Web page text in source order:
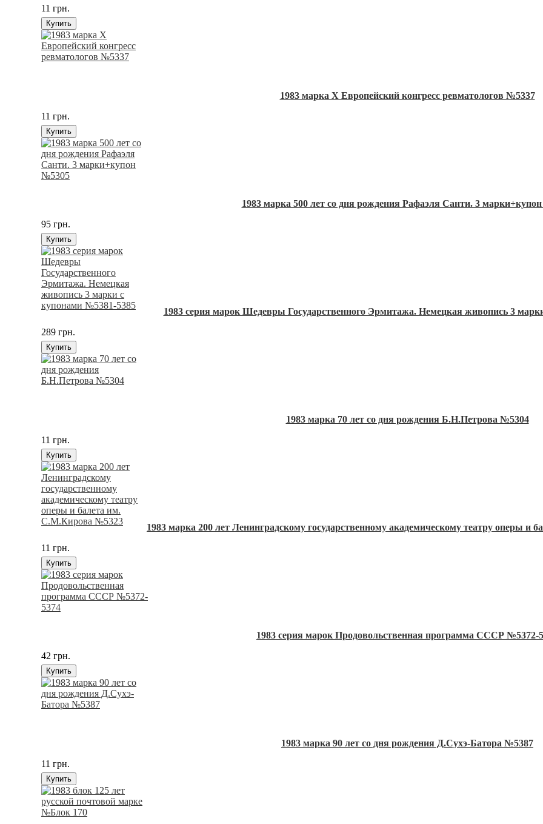
11 грн.
Купить
1983 марка Х Европейский конгресс ревматологов №5337
11 грн.
Купить
1983 марка 500 лет со дня рождения Рафаэля Санти. 3
95 грн.
Купить
1983 серия марок Шедевры Государственного Эрмитажа. Немецкая живопись 3
289 грн.
Купить
1983 марка 70 лет со дня рождения Б.Н.Петрова №5304
11 грн.
Купить
1983 марка 200 лет Ленинградскому государственному академическому театру оперы
11 грн.
Купить
1983 серия марок Продовольственная программа СССР №5372-
42 грн.
Купить
1983 марка 90 лет со дня рождения Д.Сухэ-Батора №5387
11 грн.
Купить